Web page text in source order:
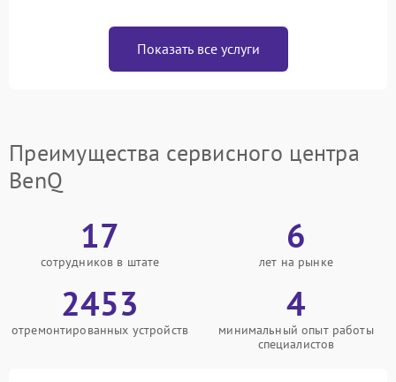
Показать все услуги
Преимущества сервисного центра
BenQ
17
сотрудников в штате
6
лет на рынке
2453
отремонтированных устройств
4
минимальный опыт работы
специалистов